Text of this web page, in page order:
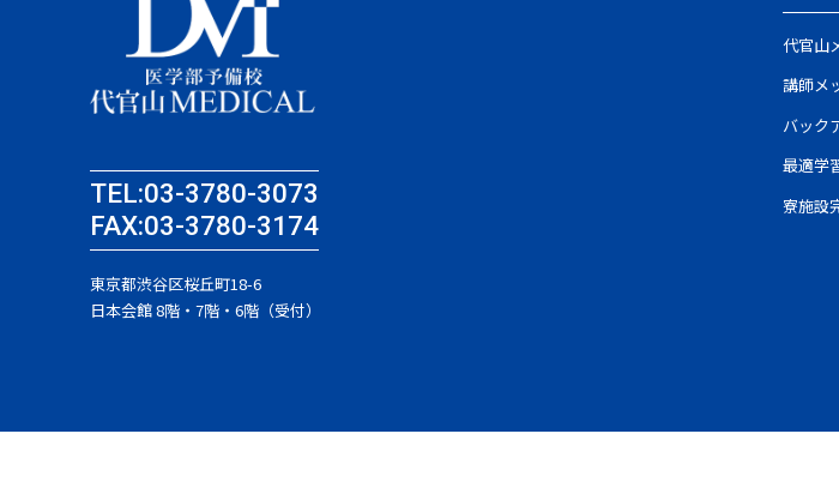
TEL:03-3780-3073
FAX:03-3780-3174
東京都渋谷区桜丘町18-6
日本会館 8階・7階・6階（受付）
代官山
講師メ
バック
最適学
寮施設